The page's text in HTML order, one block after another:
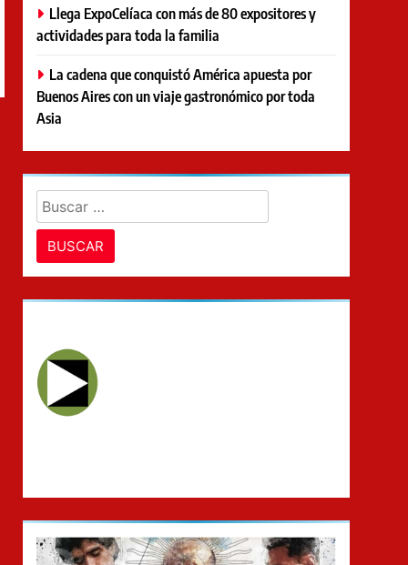
Llega ExpoCelíaca con más de 80 expositores y
actividades para toda la familia
La cadena que conquistó América apuesta por
Buenos Aires con un viaje gastronómico por toda
Asia
Buscar: